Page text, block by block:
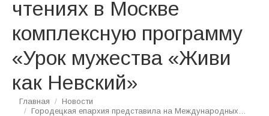
чтениях в Москве
комплексную программу
«Урок мужества «Живи
как Невский»
Вы здесь:
Главная
Новости
Городецкая епархия представила на Международных…